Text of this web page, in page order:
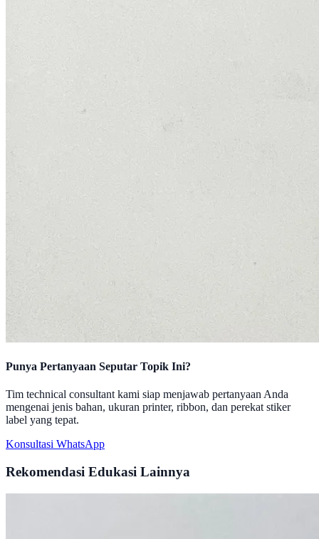
Punya Pertanyaan Seputar Topik Ini?
Tim technical consultant kami siap menjawab pertanyaan Anda
mengenai jenis bahan, ukuran printer, ribbon, dan perekat stiker
label yang tepat.
Konsultasi WhatsApp
Rekomendasi Edukasi Lainnya